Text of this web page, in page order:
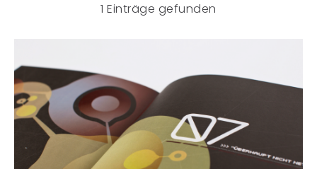
1 Einträge gefunden